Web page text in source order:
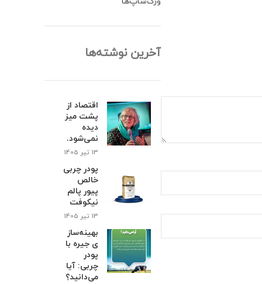
آخرین نوشته‌ها
اقتصاد از
پشت میز
دیده
نمی‌شود.
13 تیر 1405
پودر چربی
خالص
پیور پالم
نیکوفت
13 تیر 1405
بهینه‌ساز
ی جیره با
پودر
چربی: آیا
می‌دانید؟